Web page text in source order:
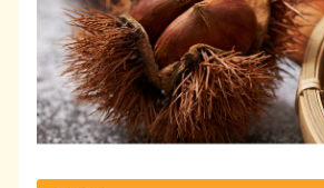
Training
トレーニングプログラム
Diet program
2ヶ月ダイエットプログラム
Review